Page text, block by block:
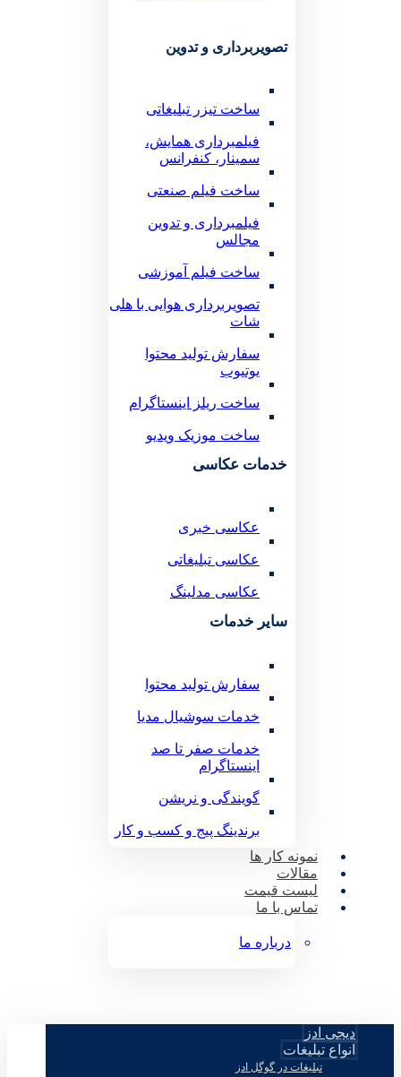
تصویربرداری و تدوین
ساخت تیزر تبلیغاتی
فیلمبرداری همایش،
سمینار، کنفرانس
ساخت فیلم صنعتی
فیلمبرداری و تدوین
مجالس
ساخت فیلم آموزشی
تصویربرداری هوایی با هلی
شات
سفارش تولید محتوا
یوتیوب
ساخت ریلز اینستاگرام
ساخت موزیک ویدیو
خدمات عکاسی
عکاسی خبری
عکاسی تبلیغاتی
عکاسی مدلینگ
سایر خدمات
سفارش تولید محتوا
خدمات سوشیال مدیا
خدمات صفر تا صد
اینستاگرام
گویندگی و نریشن
برندینگ پیج و کسب و کار
نمونه کار ها
مقالات
لیست قیمت
تماس با ما
درباره ما
دیجی ادز
انواع تبلیغات
تبلیغات در گوگل ادز